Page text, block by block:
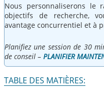
Nous personnaliserons le
objectifs de recherche,
avantage concurrentiel et à
Planifiez une session de 30
de conseil – PLANIFIER
TABLE DES MATIÈRES: